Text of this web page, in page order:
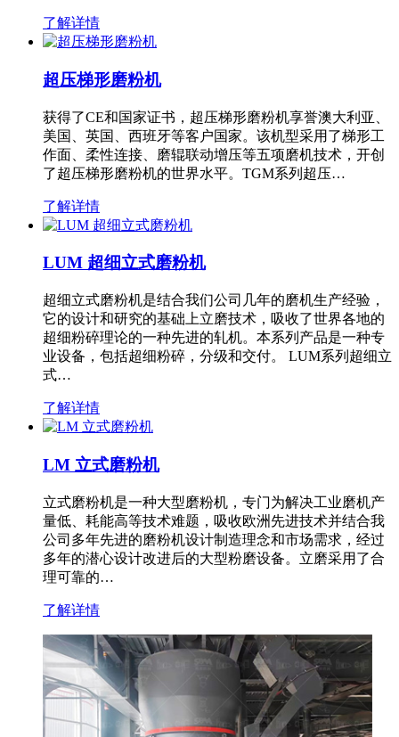
了解详情
超压梯形磨粉机
获得了CE和国家证书，超压梯形磨粉机享誉澳大利亚、
美国、英国、西班牙等客户国家。该机型采用了梯形工
作面、柔性连接、磨辊联动增压等五项磨机技术，开创
了超压梯形磨粉机的世界水平。TGM系列超压…
了解详情
LUM 超细立式磨粉机
超细立式磨粉机是结合我们公司几年的磨机生产经验，
它的设计和研究的基础上立磨技术，吸收了世界各地的
超细粉碎理论的一种先进的轧机。本系列产品是一种专
业设备，包括超细粉碎，分级和交付。 LUM系列超细立
式…
了解详情
LM 立式磨粉机
立式磨粉机是一种大型磨粉机，专门为解决工业磨机产
量低、耗能高等技术难题，吸收欧洲先进技术并结合我
公司多年先进的磨粉机设计制造理念和市场需求，经过
多年的潜心设计改进后的大型粉磨设备。立磨采用了合
理可靠的…
了解详情